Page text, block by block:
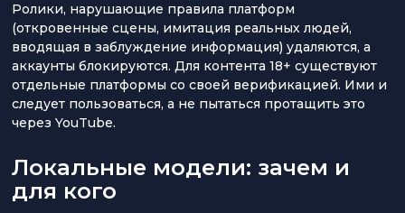
Ролики, нарушающие правила платформ
(откровенные сцены, имитация реальных людей,
вводящая в заблуждение информация) удаляются, а
аккаунты блокируются. Для контента 18+ существуют
отдельные платформы со своей верификацией. Ими и
следует пользоваться, а не пытаться протащить это
через YouTube.
Локальные модели: зачем и
для кого